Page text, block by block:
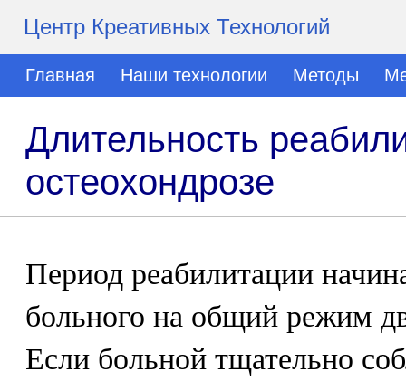
Центр Креативных Технологий
Главная Наши технологии Методы
Длительность
остеохондрозе
Период реабилитации
больного на общий режим
Если больной тщательно